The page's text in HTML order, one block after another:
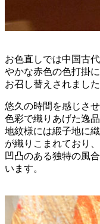
お色直しでは中国古
やかな赤色の色打掛に
お召し替えされました
悠久の時間を感じさ
色彩で織りあげた逸
地紋様には緞子地に
が織りこまれており、
凹凸のある独特の風
います。